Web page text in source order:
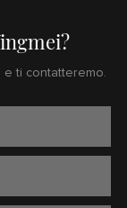
ti contatteremo.